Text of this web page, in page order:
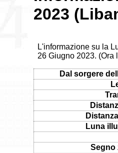
2023
L'informazione su la
26 Giugno 2023. (Ora
Dal sorgere
Luna
Segno